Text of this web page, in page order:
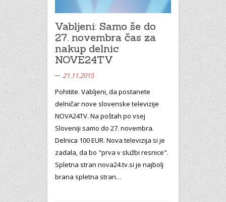
Vabljeni: Samo še do
27. novembra čas za
nakup delnic
NOVE24TV
21.11.2015
Pohitite. Vabljeni, da postanete
delničar nove slovenske televizije
NOVA24TV. Na poštah po vsej
Sloveniji samo do 27. novembra.
Delnica 100 EUR. Nova televizija si je
zadala, da bo "prva v službi resnice".
Spletna stran nova24.tv.si je najbolj
brana spletna stran…